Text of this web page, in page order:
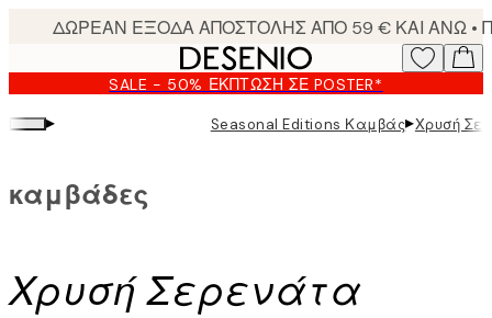
content.
SALE - 50% ΈΚΠΤΩΣΗ ΣΕ POSTER*
▸ Seasonal Editions Καμβάς▸Χρυσή
Χρυσή Σερενάτα
καμβάδες